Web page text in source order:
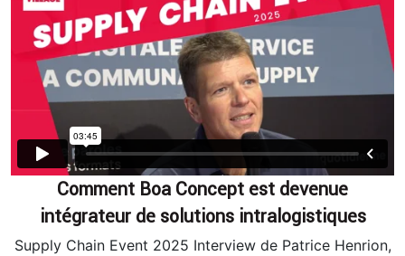
Comment Boa Concept est devenue
intégrateur de solutions intralogistiques
Supply Chain Event 2025 Interview de Patrice Henrion,